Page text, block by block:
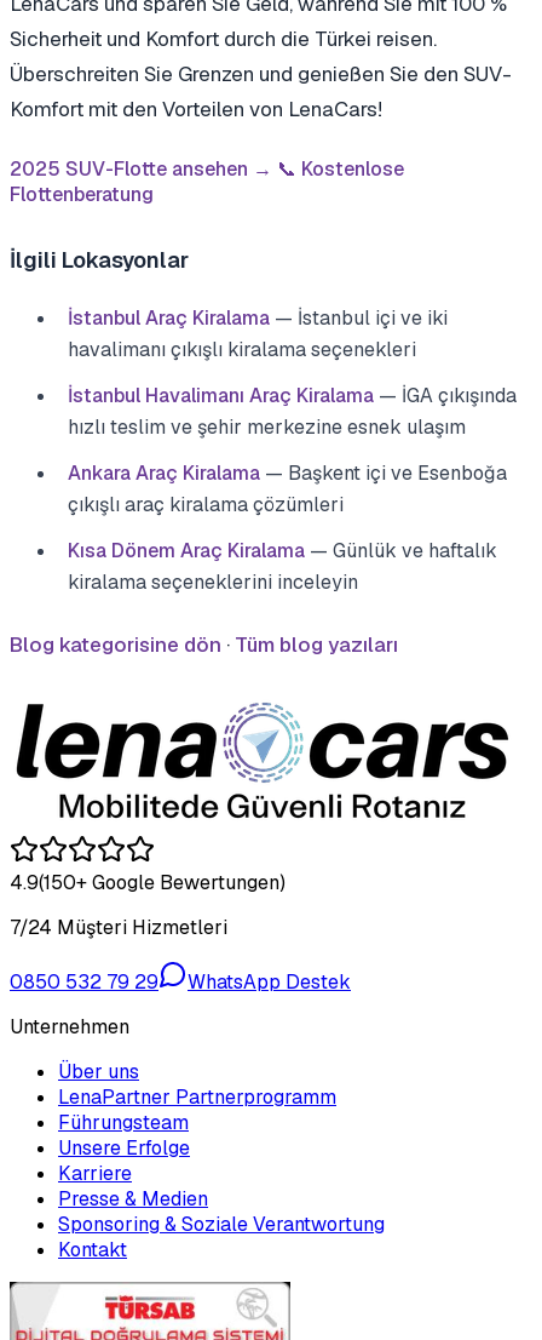
Sicherheit und Komfort durch die Türkei reisen.
Überschreiten Sie Grenzen und genießen Sie den SUV-
Komfort mit den Vorteilen von LenaCars!
2025 SUV-Flotte ansehen → 📞 Kostenlose
Flottenberatung
İlgili Lokasyonlar
İstanbul Araç Kiralama — İstanbul içi ve iki
havalimanı çıkışlı kiralama seçenekleri
İstanbul Havalimanı Araç Kiralama — İGA çıkışında
hızlı teslim ve şehir merkezine esnek ulaşım
Ankara Araç Kiralama — Başkent içi ve Esenboğa
çıkışlı araç kiralama çözümleri
Kısa Dönem Araç Kiralama — Günlük ve haftalık
kiralama seçeneklerini inceleyin
Blog kategorisine dön · Tüm blog yazıları
4.9(150+ Google Bewertungen)
7/24 Müşteri Hizmetleri
0850 532 79 29
WhatsApp Destek
Unternehmen
Über uns
LenaPartner Partnerprogramm
Führungsteam
Unsere Erfolge
Karriere
Presse & Medien
Sponsoring & Soziale Verantwortung
Kontakt